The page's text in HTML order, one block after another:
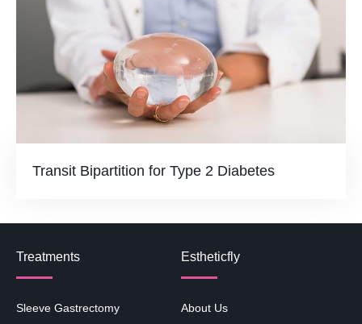
Transit Bipartition for Type 2 Diabetes
Treatments
Sleeve Gastrectomy
Estheticfly
About Us